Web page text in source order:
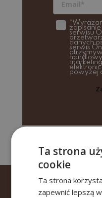
serwisu
danych
serwis
powyżej
Ta strona
cookie
Ta strona
zapewnić lepszą